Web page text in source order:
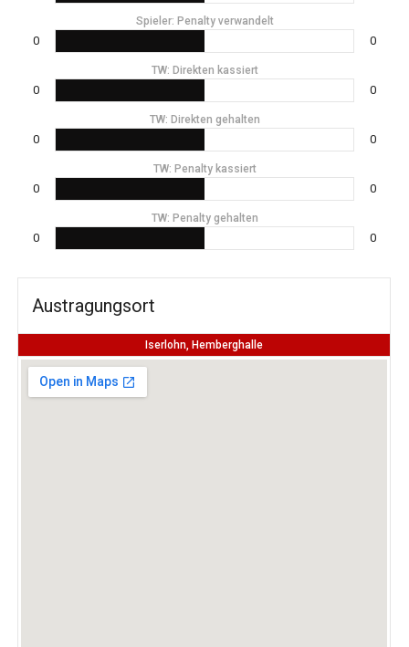
Spieler: Penalty verwandelt
0 0
TW: Direkten kassiert
0 0
TW: Direkten gehalten
0 0
TW: Penalty kassiert
0 0
TW: Penalty gehalten
0 0
Austragungsort
Iserlohn, Hemberghalle